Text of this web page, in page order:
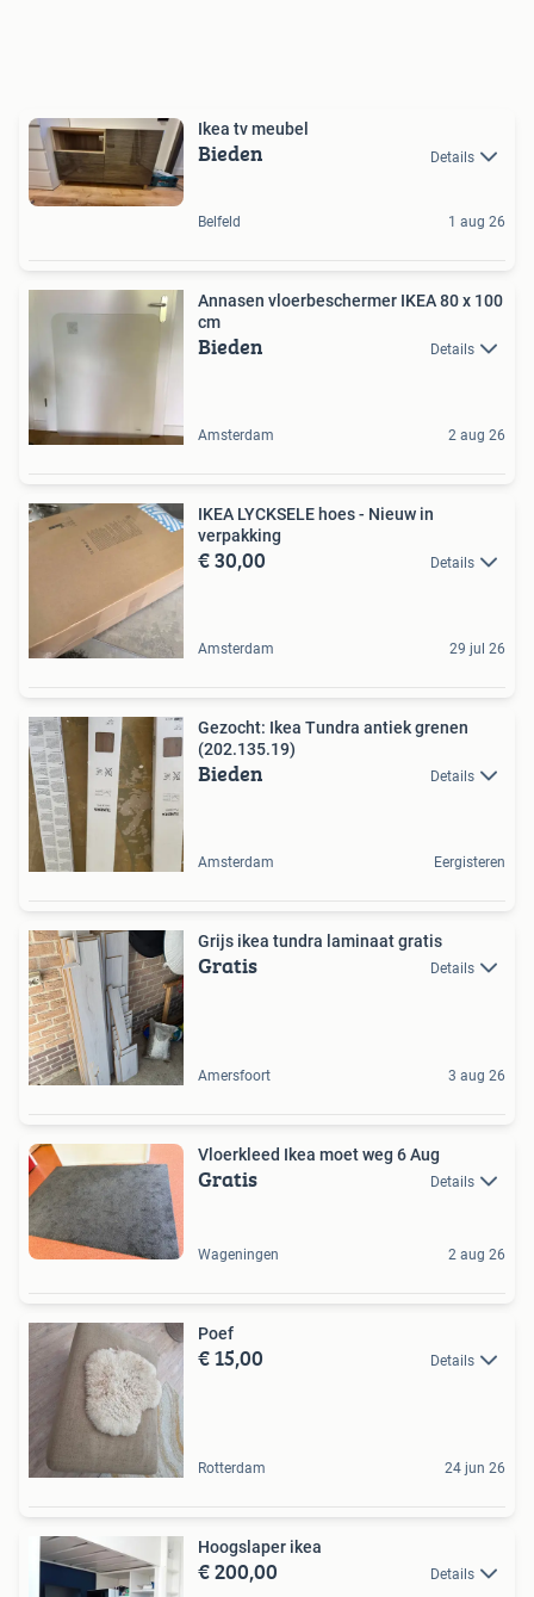
Ikea tv meubel
Bieden Details
Belfeld 1 aug 26
Annasen vloerbeschermer IKEA 80 x 100
cm
Bieden Details
Amsterdam 2 aug 26
IKEA LYCKSELE hoes - Nieuw in
verpakking
€ 30,00 Details
Amsterdam 29 jul 26
Gezocht: Ikea Tundra antiek grenen
(202.135.19)
Bieden Details
Amsterdam Eergisteren
Grijs ikea tundra laminaat gratis
Gratis Details
Amersfoort 3 aug 26
Vloerkleed Ikea moet weg 6 Aug
Gratis Details
Wageningen 2 aug 26
Poef
€ 15,00 Details
Rotterdam 24 jun 26
Hoogslaper ikea
€ 200,00 Details